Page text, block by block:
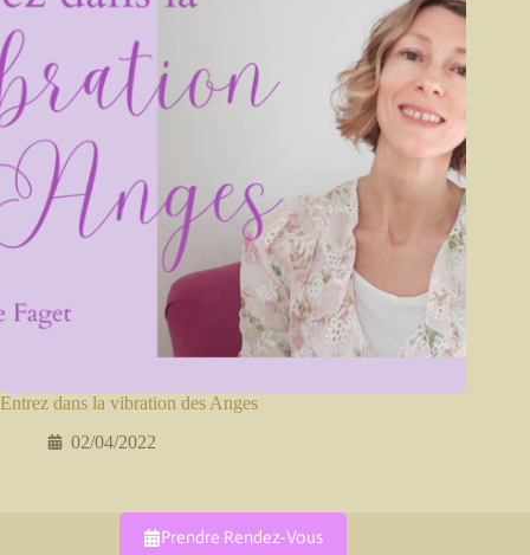
Entrez dans la vibration des Anges
02/04/2022
Prendre Rendez-Vous